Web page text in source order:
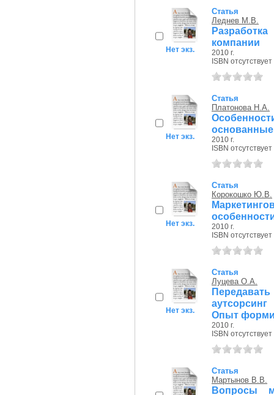
Нет экз.
Статья
Леднев М.В.
компании
2010 г.
ISBN отсутствует
Нет экз.
Статья
Платонова Н.А.
основанные
2010 г.
ISBN отсутствует
Нет экз.
Статья
Корокошко Ю.В.
2010 г.
ISBN отсутствует
Нет экз.
Статья
Луцева О.А.
Опыт
2010 г.
ISBN отсутствует
Статья
Мартынов В.В.
Вопросы